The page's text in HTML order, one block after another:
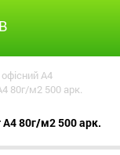
офісний А4
80г/м2 500 арк.
A4 80г/м2 500 арк.